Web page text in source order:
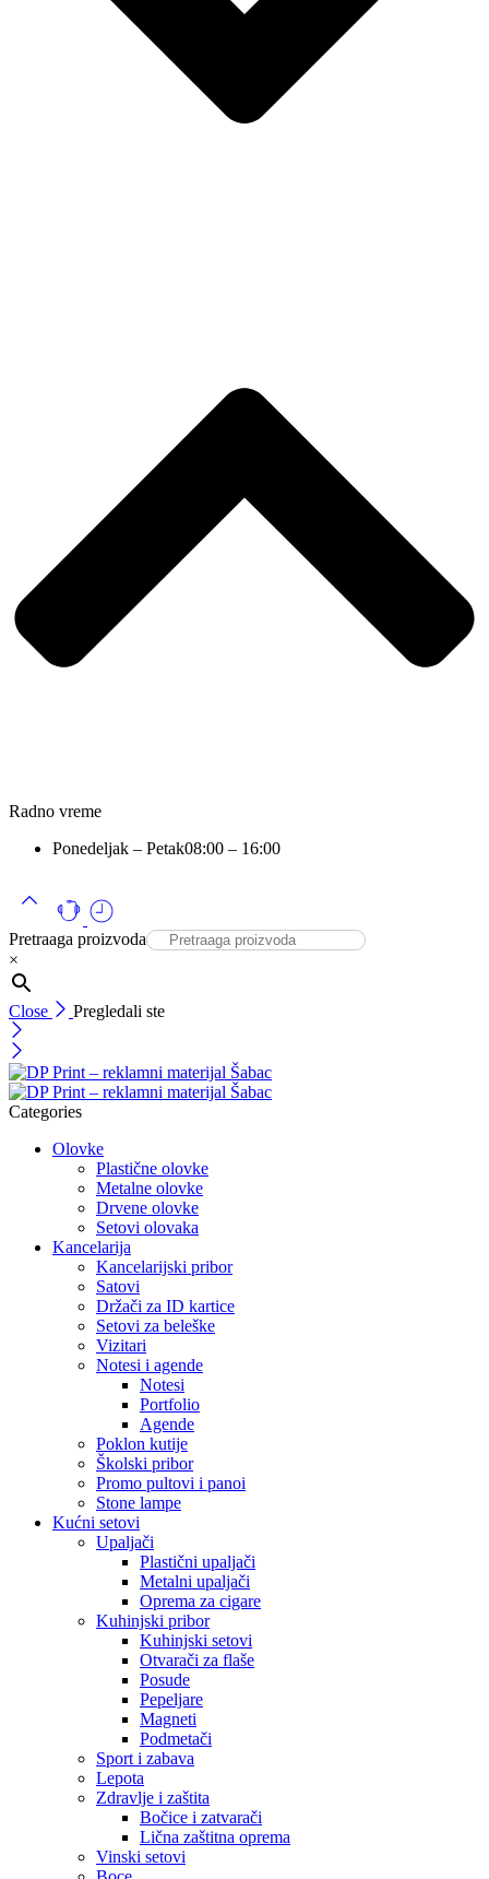
Radno vreme
Ponedeljak – Petak08:00 – 16:00
Pretraaga proizvoda
×
Close Pregledali ste
Categories
Olovke
Plastične olovke
Metalne olovke
Drvene olovke
Setovi olovaka
Kancelarija
Kancelarijski pribor
Satovi
Držači za ID kartice
Setovi za beleške
Vizitari
Notesi i agende
Notesi
Portfolio
Agende
Poklon kutije
Školski pribor
Promo pultovi i panoi
Stone lampe
Kućni setovi
Upaljači
Plastični upaljači
Metalni upaljači
Oprema za cigare
Kuhinjski pribor
Kuhinjski setovi
Otvarači za flaše
Posude
Pepeljare
Magneti
Podmetači
Sport i zabava
Lepota
Zdravlje i zaštita
Bočice i zatvarači
Lična zaštitna oprema
Vinski setovi